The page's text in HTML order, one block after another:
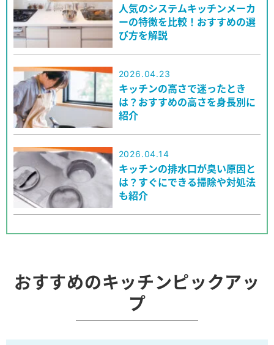
人気のシステムキッチンメーカ
ーの特徴を比較！おすすめの選
び方を解説
2026.04.23
キッチンの高さで迷ったとき
は？おすすめの高さを身長別に
紹介
2026.04.14
キッチンの排水口が臭い原因と
は？すぐにできる掃除や対処法
も紹介
おすすめのキッチンピックアッ
プ